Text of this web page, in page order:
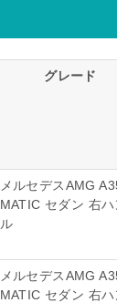
グレード
メルセデスAMG
MATIC セダン 右ハ
ル
メルセデスAMG
MATIC セダン 右ハ